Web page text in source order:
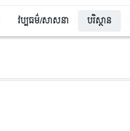
វប្បធម៌/សាសនា បរិស្ថាន